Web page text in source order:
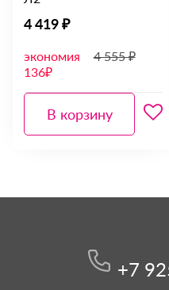
4 419 ₽
экономия
136₽
4 555 ₽
В корзину
+7